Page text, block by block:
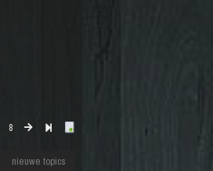
8
nieuwe topics